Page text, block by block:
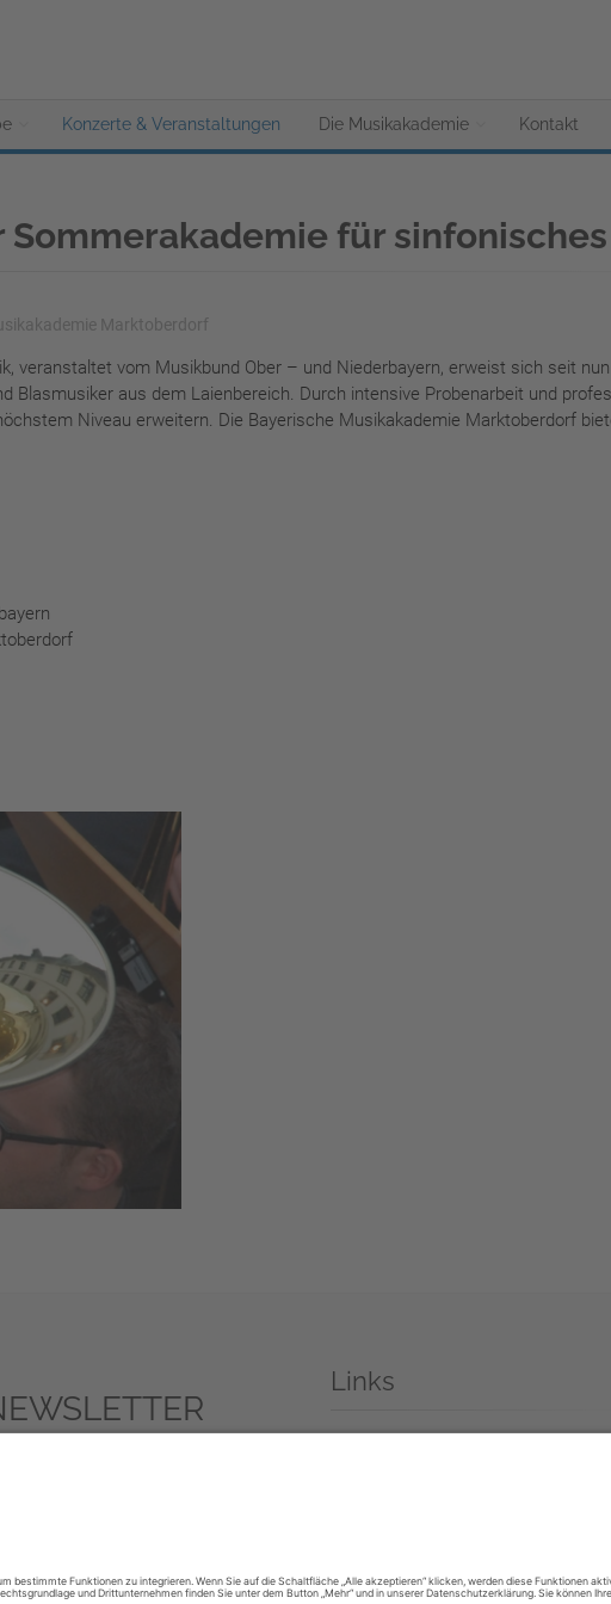
Konzerte & Veranstaltungen Die Musikakademie Kontakt
für
Marktoberdorf
veranstaltet vom Musikbund Ober – und Niederbayern, erweist sich seit
Blasmusiker aus dem Laienbereich. Durch intensive Probenarbeit und
Niveau erweitern. Die Bayerische Musikakademie Marktoberdorf
Links